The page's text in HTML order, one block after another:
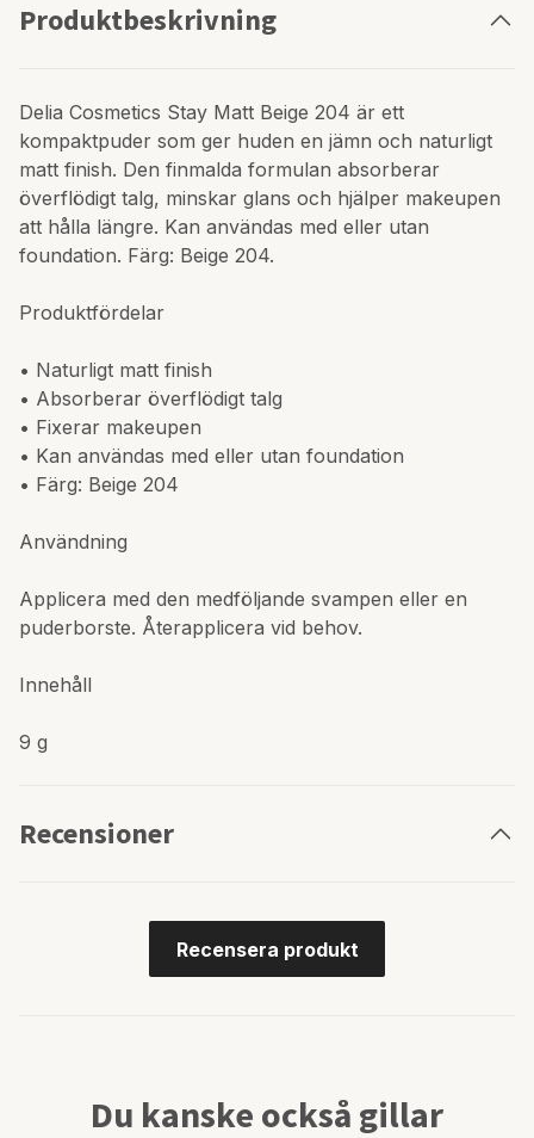
Produktbeskrivning
Delia Cosmetics Stay Matt Beige 204 är ett
kompaktpuder som ger huden en jämn och naturligt
matt finish. Den finmalda formulan absorberar
överflödigt talg, minskar glans och hjälper makeupen
att hålla längre. Kan användas med eller utan
foundation. Färg: Beige 204.
Produktfördelar
• Naturligt matt finish
• Absorberar överflödigt talg
• Fixerar makeupen
• Kan användas med eller utan foundation
• Färg: Beige 204
Användning
Applicera med den medföljande svampen eller en
puderborste. Återapplicera vid behov.
Innehåll
9 g
Recensioner
Recensera produkt
Du kanske också gillar